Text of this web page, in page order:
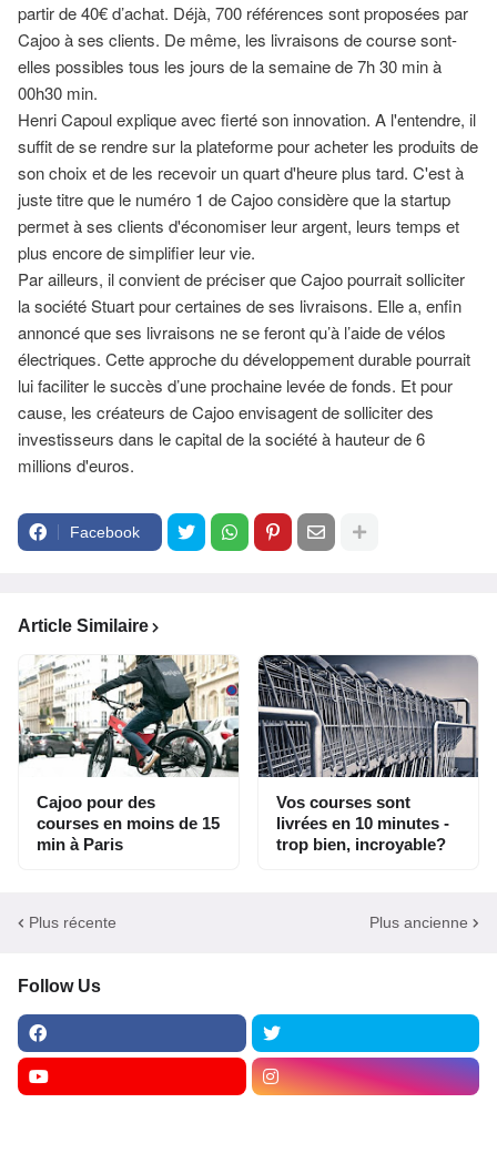
partir de 40€ d’achat. Déjà, 700 références sont proposées par
Cajoo à ses clients. De même, les livraisons de course sont-
elles possibles tous les jours de la semaine de 7h 30 min à
00h30 min.
Henri Capoul explique avec fierté son innovation. A l'entendre, il
suffit de se rendre sur la plateforme pour acheter les produits de
son choix et de les recevoir un quart d'heure plus tard. C'est à
juste titre que le numéro 1 de Cajoo considère que la startup
permet à ses clients d'économiser leur argent, leurs temps et
plus encore de simplifier leur vie.
Par ailleurs, il convient de préciser que Cajoo pourrait solliciter
la société Stuart pour certaines de ses livraisons. Elle a, enfin
annoncé que ses livraisons ne se feront qu’à l’aide de vélos
électriques. Cette approche du développement durable pourrait
lui faciliter le succès d’une prochaine levée de fonds. Et pour
cause, les créateurs de Cajoo envisagent de solliciter des
investisseurs dans le capital de la société à hauteur de 6
millions d'euros.
Facebook
Article Similaire
Cajoo pour des
courses en moins de 15
min à Paris
Vos courses sont
livrées en 10 minutes -
trop bien, incroyable?
Plus récente Plus ancienne
Follow Us